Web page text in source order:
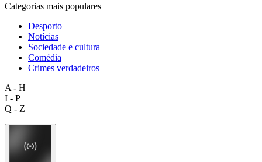
Categorias mais populares
Desporto
Notícias
Sociedade e cultura
Comédia
Crimes verdadeiros
A - H
I - P
Q - Z